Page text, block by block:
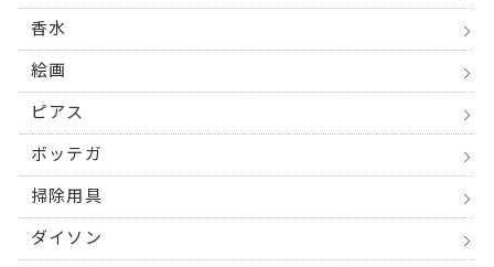
香水
絵画
ピアス
ボッテガ
掃除用具
ダイソン